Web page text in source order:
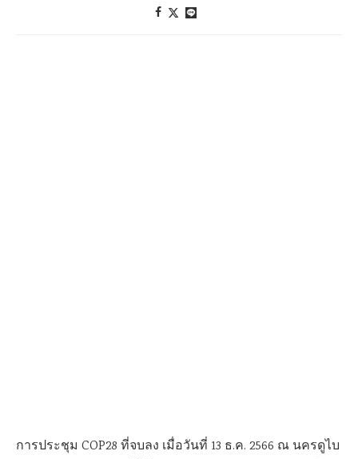
การประชุม COP28 ที่จบลง เมื่อวันที่ 13 ธ.ค. 2566 ณ นครดูไบ